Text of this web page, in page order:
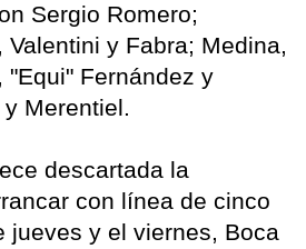
Sergio Romero;
y Fabra; Medina,
"Equi" Fernández y
Merentiel.
descartada la
con línea de cinco
jueves y el viernes, Boca